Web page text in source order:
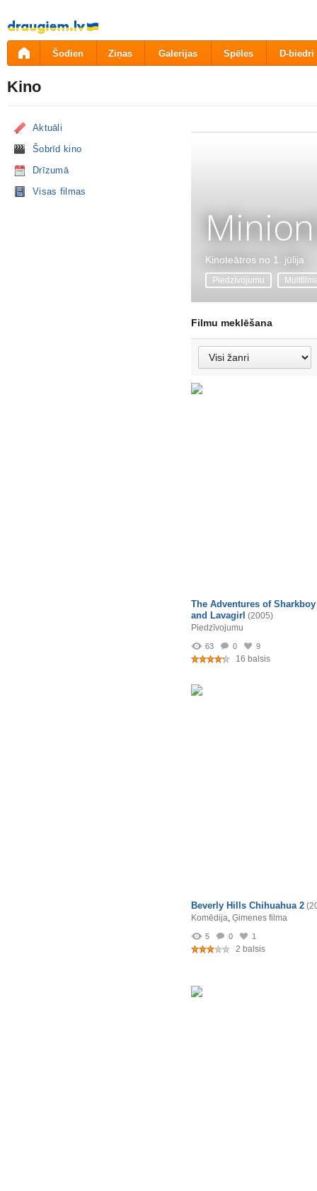
Pāriet
uz
saturu
Šodien Ziņas Galerijas Spēles D-biedri
Kino
Aktuāli
Šobrīd kino
Drīzumā
Visas filmas
Kinoteātros no 1. jūlija
Piedzīvojumu
Filmu meklēšana
The Adventures of Sharkboy
and Lavagirl (2005)
Piedzīvojumu
63 0 9
16 balsis
Beverly Hills Chihuahua 2
Komēdija, Ģimenes filma
5 0 1
2 balsis